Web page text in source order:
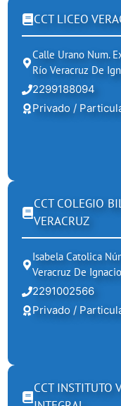
CCT LICEO
Calle Urano Num.
Río Veracruz De
2299188094
Privado /
CCT COLEGIO
VERACRUZ
Isabela Catolica
Veracruz De
2291002566
Privado /
CCT INSTITUTO